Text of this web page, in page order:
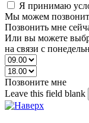
Я принимаю
Мы можем
Позвонить мне
Или вы можете
на связи с
Позвоните мне
Leave this field blank